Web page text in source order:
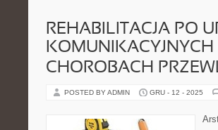
REHABILITACJA PO
CHOROBACH
POSTED BY ADMIN GRU - 12 - 2025